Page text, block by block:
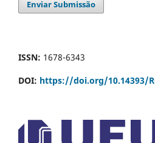
Enviar Submissão
ISSN: 1678-6343
DOI: https://doi.org/10.14393/